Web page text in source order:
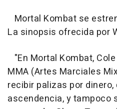
Mortal Kombat se
La sinopsis ofrecida por
"En Mortal Kombat,
MMA (Artes Marciales
recibir palizas por
ascendencia, y tampoco